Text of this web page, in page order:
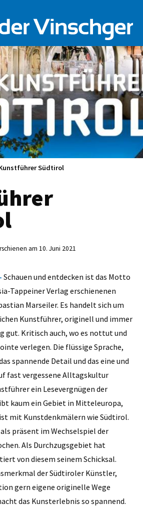
Südtirol
am 10. Juni 2021
Schauen und entdecken ist das Motto
Tappeiner Verlag erschienenen
Marseiler. Es handelt sich um
Kunstführer, originell und immer
gut. Kritisch auch, wo es nottut und
verlegen. Die flüssige Sprache,
spannende Detail und das eine und
fast vergessene Alltagskultur
ein Lesevergnügen der
kaum ein Gebiet in Mitteleuropa,
mit Kunstdenkmälern wie Südtirol.
präsent im Wechselspiel der
Als Durchzugsgebiet hat
von diesem seinem Schicksal.
der Südtiroler Künstler,
gern eigene originelle Wege
das Kunsterlebnis so spannend.